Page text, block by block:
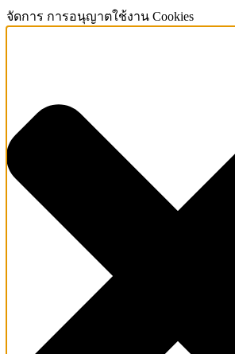
จัดการ การอนุญาตใช้งาน Cookies